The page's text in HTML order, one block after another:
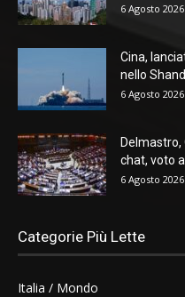
6 Agosto 2026
Cina,
nello
6 Agosto 2026
Delmastro,
chat, voto
6 Agosto 2026
Categorie Più Lette
Italia / Mondo